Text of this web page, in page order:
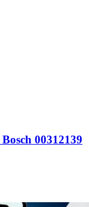
Bosch 00312139